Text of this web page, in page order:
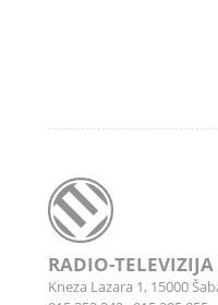
RADIO-TELEVIZIJA
Kneza Lazara 1, 15000